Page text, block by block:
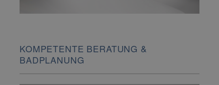
KOMPETENTE BERATUNG &
BADPLANUNG